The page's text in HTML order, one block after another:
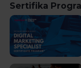
Sertifika